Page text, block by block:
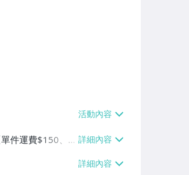
件運費$150、
費$60、滿50件
】